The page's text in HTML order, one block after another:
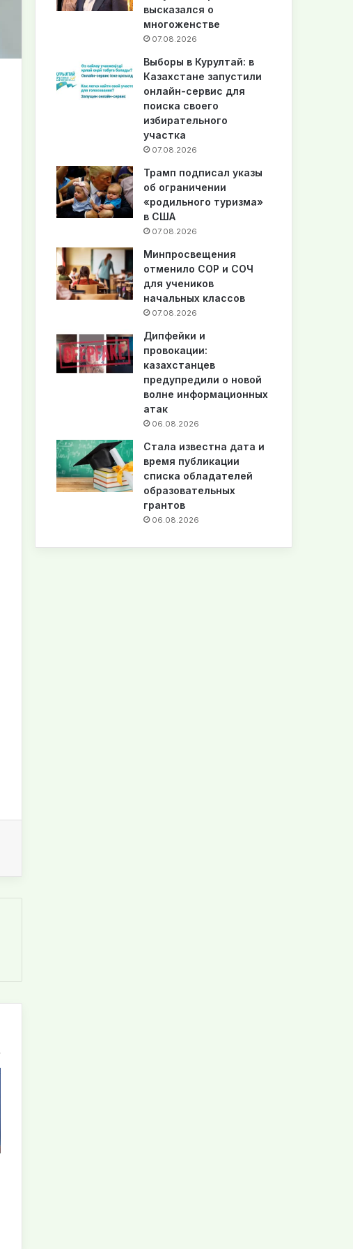
высказался о
многоженстве
07.08.2026
Выборы в Курултай: в
Казахстане запустили
онлайн-сервис для
поиска своего
избирательного
участка
07.08.2026
Трамп подписал указы
об ограничении
«родильного туризма»
в США
07.08.2026
Минпросвещения
отменило СОР и СОЧ
для учеников
начальных классов
07.08.2026
Дипфейки и
провокации:
казахстанцев
предупредили о новой
волне информационных
атак
06.08.2026
Стала известна дата и
время публикации
списка обладателей
образовательных
грантов
06.08.2026